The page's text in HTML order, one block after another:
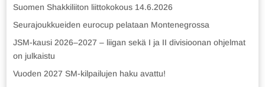
Suomen Shakkiliiton liittokokous 14.6.2026
Seurajoukkueiden eurocup pelataan Montenegrossa
JSM-kausi 2026–2027 – liigan sekä I ja II divisioonan ohjelmat
on julkaistu
Vuoden 2027 SM-kilpailujen haku avattu!